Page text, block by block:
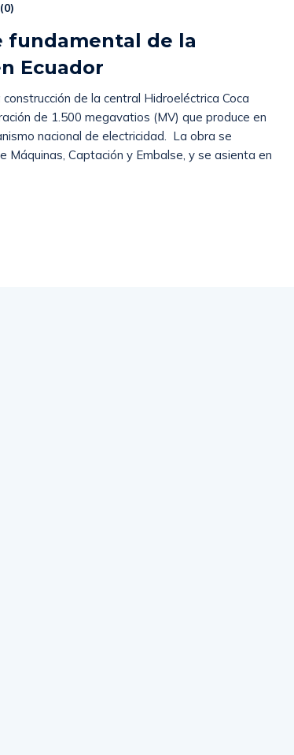
0)
fundamental de la
Ecuador
de la central Hidroeléctrica Coca
de 1.500 megavatios (MV) que produce en
nacional de electricidad. La obra se
Captación y Embalse, y se asienta en